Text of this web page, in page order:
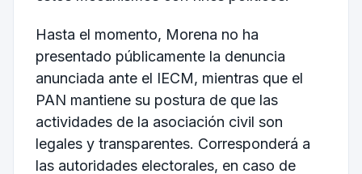
Hasta el momento, Morena no ha
presentado públicamente la denuncia
anunciada ante el IECM, mientras que el
PAN mantiene su postura de que las
actividades de la asociación civil son
legales y transparentes. Corresponderá a
las autoridades electorales, en caso de